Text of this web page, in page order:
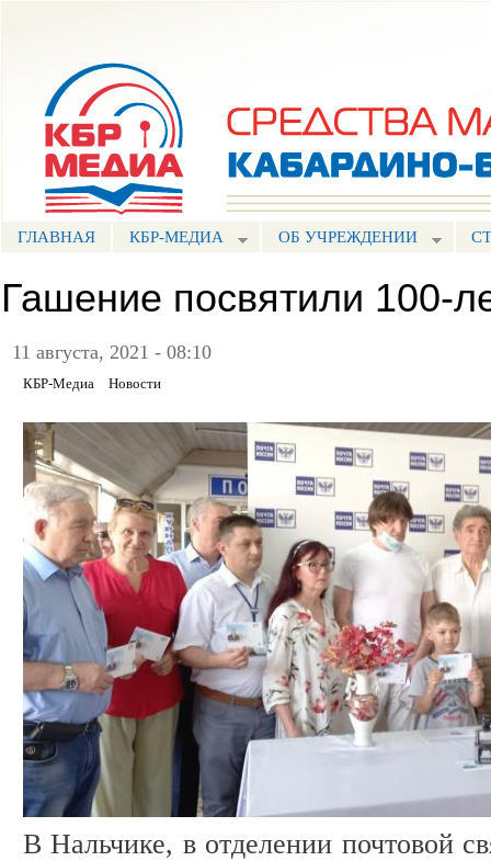
ГЛАВНАЯ КБР-МЕДИА ОБ УЧРЕЖДЕНИИ
Гашение посвятили 100-
11 августа, 2021 - 08:10
КБР-Медиа Новости
В Нальчике, в отделении почтовой